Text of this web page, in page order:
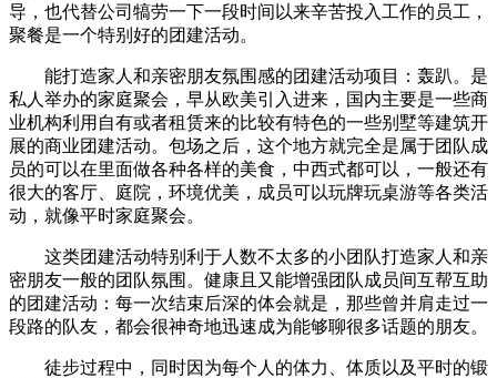
导，也代替公司犒劳一下一段时间以来辛苦投入工作的员工，
聚餐是一个特别好的团建活动。
能打造家人和亲密朋友氛围感的团建活动项目：轰趴。是
私人举办的家庭聚会，早从欧美引入进来，国内主要是一些商
业机构利用自有或者租赁来的比较有特色的一些别墅等建筑开
展的商业团建活动。包场之后，这个地方就完全是属于团队成
员的可以在里面做各种各样的美食，中西式都可以，一般还有
很大的客厅、庭院，环境优美，成员可以玩牌玩桌游等各类活
动，就像平时家庭聚会。
这类团建活动特别利于人数不太多的小团队打造家人和亲
密朋友一般的团队氛围。健康且又能增强团队成员间互帮互助
的团建活动：每一次结束后深的体会就是，那些曾并肩走过一
段路的队友，都会很神奇地迅速成为能够聊很多话题的朋友。
徒步过程中，同时因为每个人的体力、体质以及平时的锻